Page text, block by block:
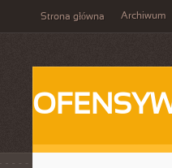
Strona główna Archiwum